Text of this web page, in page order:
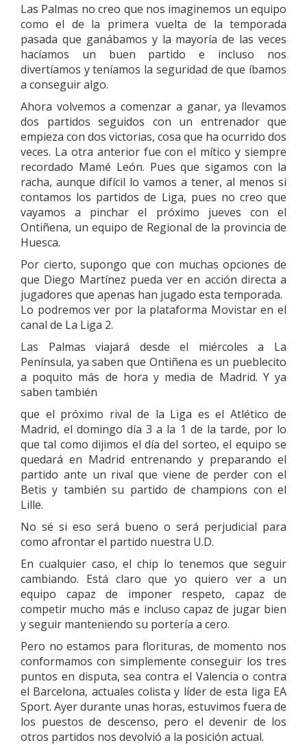
Las Palmas no creo que nos imaginemos un equipo
como el de la primera vuelta de la temporada
pasada que ganábamos y la mayoría de las veces
hacíamos un buen partido e incluso nos
divertíamos y teníamos la seguridad de que íbamos
a conseguir algo.
Ahora volvemos a comenzar a ganar, ya llevamos
dos partidos seguidos con un entrenador que
empieza con dos victorias, cosa que ha ocurrido dos
veces. La otra anterior fue con el mítico y siempre
recordado Mamé León. Pues que sigamos con la
racha, aunque difícil lo vamos a tener, al menos si
contamos los partidos de Liga, pues no creo que
vayamos a pinchar el próximo jueves con el
Ontiñena, un equipo de Regional de la provincia de
Huesca.
Por cierto, supongo que con muchas opciones de
que Diego Martínez pueda ver en acción directa a
jugadores que apenas han jugado esta temporada.
Lo podremos ver por la plataforma Movistar en el
canal de La Liga 2.
Las Palmas viajará desde el miércoles a La
Península, ya saben que Ontiñena es un pueblecito
a poquito más de hora y media de Madrid. Y ya
saben también
que el próximo rival de la Liga es el Atlético de
Madrid, el domingo día 3 a la 1 de la tarde, por lo
que tal como dijimos el día del sorteo, el equipo se
quedará en Madrid entrenando y preparando el
partido ante un rival que viene de perder con el
Betis y también su partido de champions con el
Lille.
No sé si eso será bueno o será perjudicial para
como afrontar el partido nuestra U.D.
En cualquier caso, el chip lo tenemos que seguir
cambiando. Está claro que yo quiero ver a un
equipo capaz de imponer respeto, capaz de
competir mucho más e incluso capaz de jugar bien
y seguir manteniendo su portería a cero.
Pero no estamos para florituras, de momento nos
conformamos con simplemente conseguir los tres
puntos en disputa, sea contra el Valencia o contra
el Barcelona, actuales colista y líder de esta liga EA
Sport. Ayer durante unas horas, estuvimos fuera de
los puestos de descenso, pero el devenir de los
otros partidos nos devolvió a la posición actual.